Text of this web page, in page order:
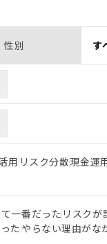
性別 す
用 リスク分散現金運
一番だった リスクが
た やらない理由がな